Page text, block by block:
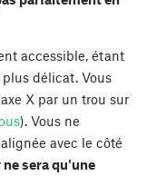
accessible, étant
délicat. Vous
X par un trou sur
). Vous ne
avec le côté
sera qu'une